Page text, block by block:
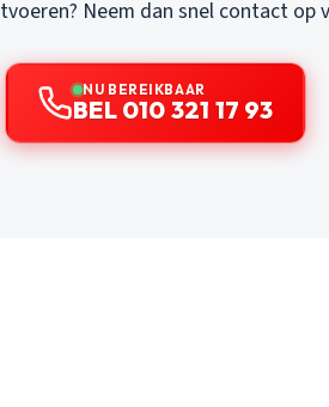
Neem dan snel contact op
NU BEREIKBAAR
BEL 010 321 17 93